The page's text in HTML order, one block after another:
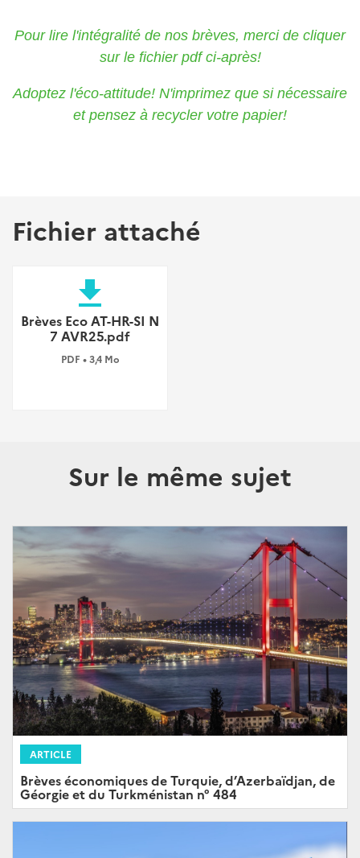
Pour lire l'intégralité de nos brèves, merci de cliquer
sur le fichier pdf ci-après!
Adoptez l'éco-attitude! N'imprimez que si nécessaire
et pensez à recycler votre papier!
Fichier attaché
file_download
Brèves Eco AT-HR-SI N
7 AVR25.pdf
PDF • 3,4 Mo
Sur le même sujet
ARTICLE
Brèves économiques de Turquie, d’Azerbaïdjan, de
Géorgie et du Turkménistan n° 484